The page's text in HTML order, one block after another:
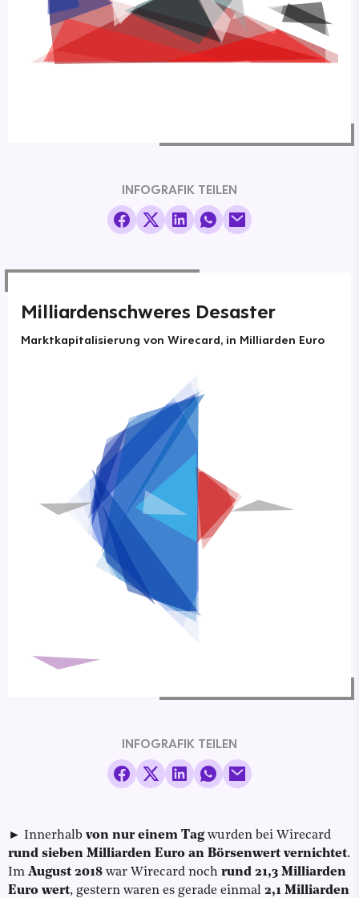
INFOGRAFIK TEILEN
Milliardenschweres Desaster
Marktkapitalisierung von Wirecard, in Milliarden Euro
INFOGRAFIK TEILEN
► Innerhalb von nur einem Tagwurden bei Wirecard
rund sieben Milliarden Euro an Börsenwert vernichtet.
Im August 2018 war Wirecard noch rund 21,3 Milliarden
Euro wert, gestern waren es gerade einmal 2,1 Milliarden